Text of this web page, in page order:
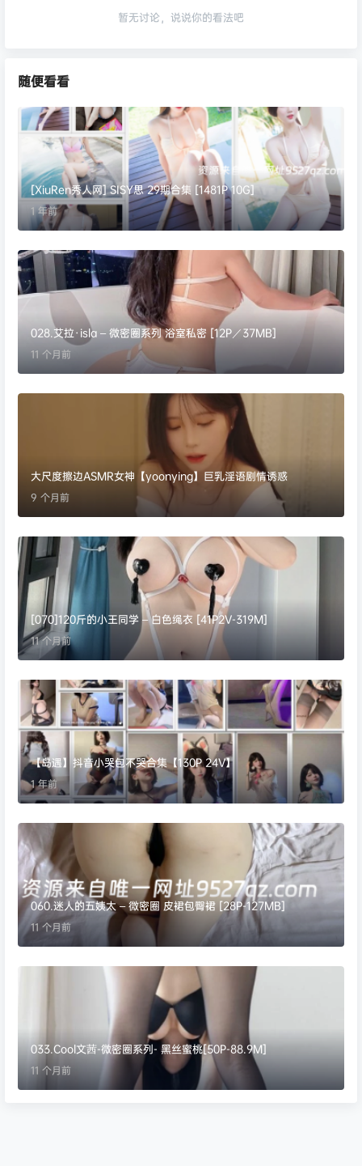
暂无讨论，说说你的看法吧
随便看看
[XiuRen秀人网] SISY思 29期合集 [1481P 10G]
1 年前
028.艾拉·isla – 微密圈系列 浴室私密 [12P／37MB]
11 个月前
大尺度擦边ASMR女神【yoonying】巨乳淫语剧情诱惑
9 个月前
[070]120斤的小王同学 – 白色绳衣 [41P2V-319M]
11 个月前
【岛遇】抖音小哭包不哭合集【130P 24V】
1 年前
060.迷人的五姨太 – 微密圈 皮裙包臀裙 [28P-127MB]
11 个月前
033.Cool文茜-微密圈系列- 黑丝蜜桃[50P-88.9M]
11 个月前